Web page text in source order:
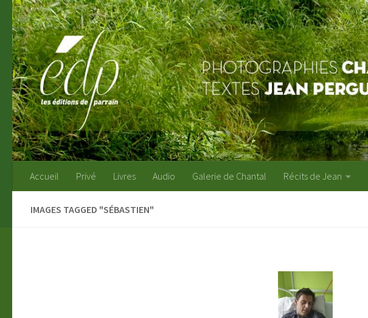
Au dessous du contenu
Accueil Privé Livres Audio Galerie de Chantal Récits de Jean
IMAGES TAGGED "SÉBASTIEN"